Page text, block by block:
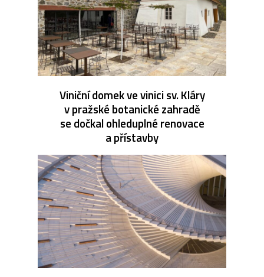
Viniční domek ve vinici sv. Kláry
v pražské botanické zahradě
se dočkal ohleduplné renovace
a přístavby